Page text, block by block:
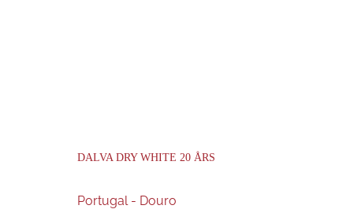
DALVA DRY WHITE 20 ÅRS
Portugal - Douro